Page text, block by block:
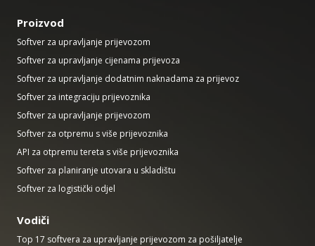
Proizvod
Softver za upravljanje prijevozom
Softver za upravljanje cijenama prijevoza
Softver za upravljanje dodatnim naknadama za prijevoz
Softver za integraciju prijevoznika
Softver za upravljanje prijevozom
Softver za otpremu s više prijevoznika
API za otpremu tereta s više prijevoznika
Softver za planiranje utovara u skladištu
Softver za logistički odjel
Vodiči
Top 17 softvera za upravljanje prijevozom za pošiljatelje